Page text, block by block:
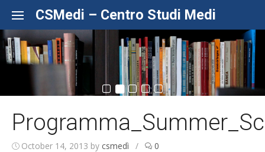
CSMedi – Centro Studi Medi
October 14, 2013 by csmedì / 0